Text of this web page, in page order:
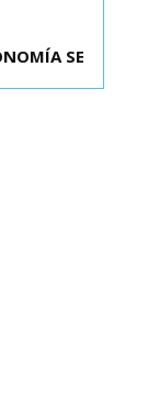
ELECTO DE
SE